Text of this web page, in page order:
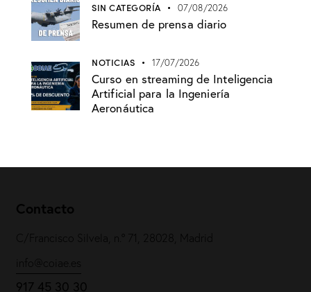
SIN CATEGORÍA 07/08/2026
Resumen de prensa diario
NOTICIAS 17/07/2026
Curso en streaming de Inteligencia
Artificial para la Ingeniería
Aeronáutica
Contacto
C/Francisco Silvela, n.º 71, 28028, Madrid
info@coiae.es
917 45 30 30